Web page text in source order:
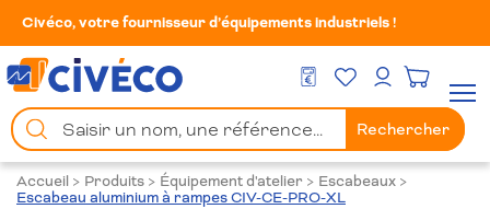
Civéco, votre fournisseur d’équipements industriels !
DEVIS GRATUIT
Mes FavorisMon compte
Chercher
un
produit
Rechercher
Accueil > Produits > Équipement d'atelier > Escabeaux >
Escabeau aluminium à rampes CIV-CE-PRO-XL